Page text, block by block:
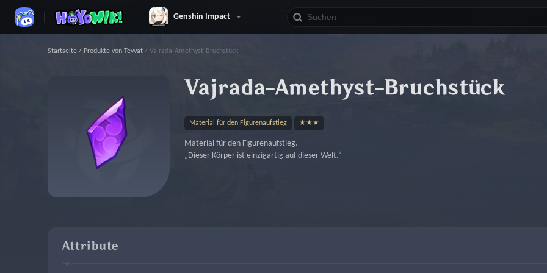
Genshin Impact
Startseite / Produkte von Teyvat / Vajrada-Amethyst-Bruchstück
Vajrada-Amethyst-Bruchstück
Material für den Figurenaufstieg ★★★
Material für den Figurenaufstieg.
„Dieser Körper ist einzigartig auf dieser Welt.“
Attribute